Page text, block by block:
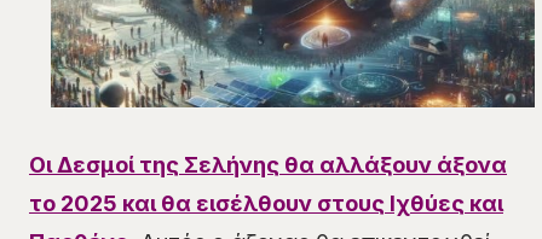
Οι Δεσμοί της Σελήνης θα αλλάξουν άξονα
το 2025 και θα εισέλθουν στους Ιχθύες και